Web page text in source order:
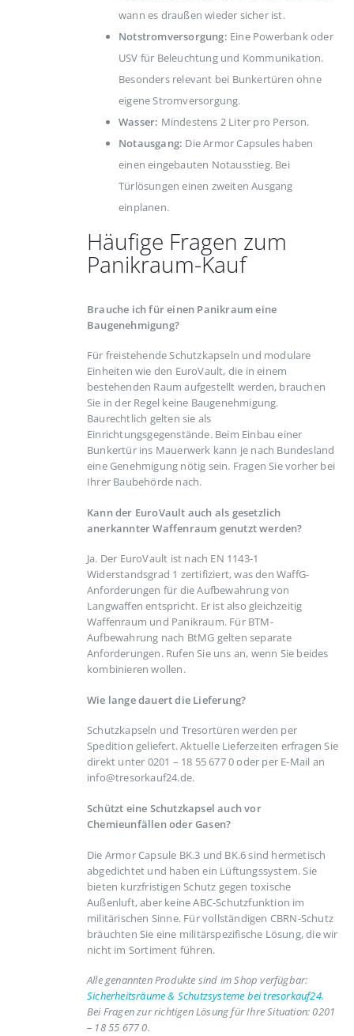
wann es draußen wieder sicher ist.
Notstromversorgung: Eine Powerbank oder
USV für Beleuchtung und Kommunikation.
Besonders relevant bei Bunkertüren ohne
eigene Stromversorgung.
Wasser: Mindestens 2 Liter pro Person.
Notausgang: Die Armor Capsules haben
einen eingebauten Notausstieg. Bei
Türlösungen einen zweiten Ausgang
einplanen.
Häufige Fragen zum
Panikraum-Kauf
Brauche ich für einen Panikraum eine
Baugenehmigung?
Für freistehende Schutzkapseln und modulare
Einheiten wie den EuroVault, die in einem
bestehenden Raum aufgestellt werden, brauchen
Sie in der Regel keine Baugenehmigung.
Baurechtlich gelten sie als
Einrichtungsgegenstände. Beim Einbau einer
Bunkertür ins Mauerwerk kann je nach Bundesland
eine Genehmigung nötig sein. Fragen Sie vorher bei
Ihrer Baubehörde nach.
Kann der EuroVault auch als gesetzlich
anerkannter Waffenraum genutzt werden?
Ja. Der EuroVault ist nach EN 1143-1
Widerstandsgrad 1 zertifiziert, was den WaffG-
Anforderungen für die Aufbewahrung von
Langwaffen entspricht. Er ist also gleichzeitig
Waffenraum und Panikraum. Für BTM-
Aufbewahrung nach BtMG gelten separate
Anforderungen. Rufen Sie uns an, wenn Sie beides
kombinieren wollen.
Wie lange dauert die Lieferung?
Schutzkapseln und Tresortüren werden per
Spedition geliefert. Aktuelle Lieferzeiten erfragen Sie
direkt unter 0201 – 18 55 677 0 oder per E-Mail an
info@tresorkauf24.de.
Schützt eine Schutzkapsel auch vor
Chemieunfällen oder Gasen?
Die Armor Capsule BK.3 und BK.6 sind hermetisch
abgedichtet und haben ein Lüftungssystem. Sie
bieten kurzfristigen Schutz gegen toxische
Außenluft, aber keine ABC-Schutzfunktion im
militärischen Sinne. Für vollständigen CBRN-Schutz
bräuchten Sie eine militärspezifische Lösung, die wir
nicht im Sortiment führen.
Alle genannten Produkte sind im Shop verfügbar:
Sicherheitsräume & Schutzsysteme bei tresorkauf24.
Bei Fragen zur richtigen Lösung für Ihre Situation: 0201
– 18 55 677 0.